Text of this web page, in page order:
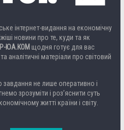
інтернет-видання на економічну
новини про те, куди та як
ЮА.КОМ щодня готує для вас
аналітичні матеріали про світовий
не лише оперативно і
зрозуміти і роз’яснити суть
житті країни і світу.